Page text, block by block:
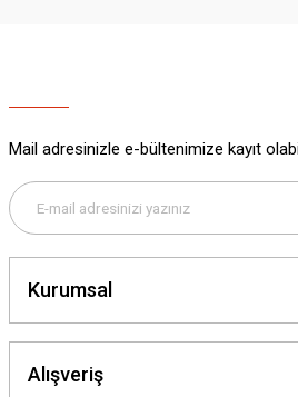
Bu ürüne benzer farklı alternatifler
Mail adresinizle e-bültenimize kayıt
Kurumsal
Alışveriş